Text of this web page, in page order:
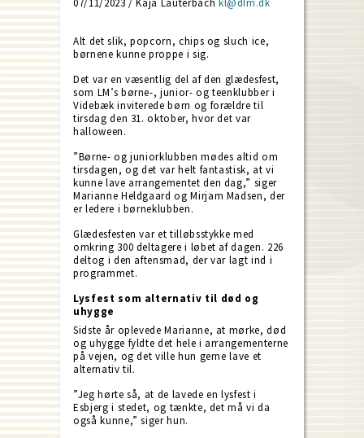
07/11/2023 / Kaja Lauterbach kl@dlm.dk
Alt det slik, popcorn, chips og sluch ice,
børnene kunne proppe i sig.
Det var en væsentlig del af den glædesfest,
som LM’s børne-, junior- og teenklubber i
Videbæk inviterede børn og forældre til
tirsdag den 31. oktober, hvor det var
halloween.
”Børne- og juniorklubben mødes altid om
tirsdagen, og det var helt fantastisk, at vi
kunne lave arrangementet den dag,” siger
Marianne Heldgaard og Mirjam Madsen, der
er ledere i børneklubben.
Glædesfesten var et tilløbsstykke med
omkring 300 deltagere i løbet af dagen. 226
deltog i den aftensmad, der var lagt ind i
programmet.
Lysfest som alternativ til død og
uhygge
Sidste år oplevede Marianne, at mørke, død
og uhygge fyldte det hele i arrangementerne
på vejen, og det ville hun gerne lave et
alternativ til.
”Jeg hørte så, at de lavede en lysfest i
Esbjerg i stedet, og tænkte, det må vi da
også kunne,” siger hun.